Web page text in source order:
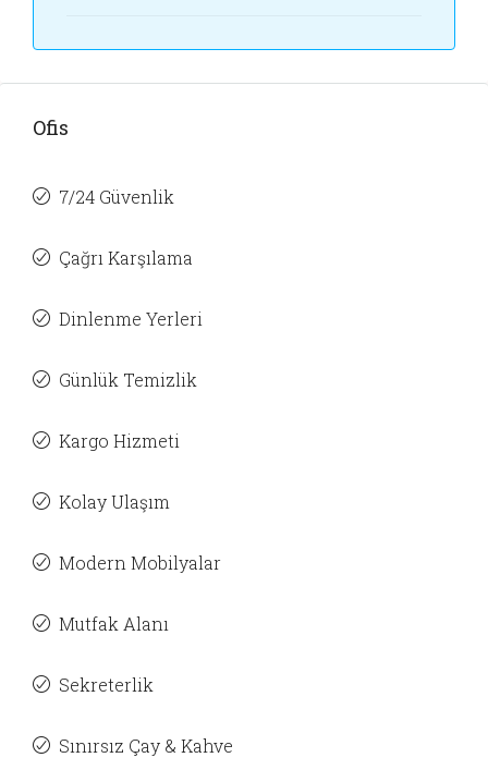
Ofis
7/24 Güvenlik
Çağrı Karşılama
Dinlenme Yerleri
Günlük Temizlik
Kargo Hizmeti
Kolay Ulaşım
Modern Mobilyalar
Mutfak Alanı
Sekreterlik
Sınırsız Çay & Kahve